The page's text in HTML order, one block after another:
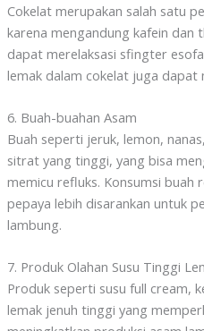
Cokelat merupakan salah satu
karena mengandung kafein dan
dapat merelaksasi sfingter
lemak dalam cokelat juga
6. Buah-buahan Asam
Buah seperti jeruk, lemon,
sitrat yang tinggi, yang bisa
memicu refluks. Konsumsi buah
pepaya lebih disarankan untuk
lambung.
7. Produk Olahan Susu Tinggi
Produk seperti susu full cream,
lemak jenuh tinggi yang